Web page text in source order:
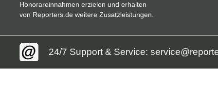
Honorareinnahmen erzielen und erhalten
von Reporters.de weitere Zusatzleistungen.
24/7 Support & Service: